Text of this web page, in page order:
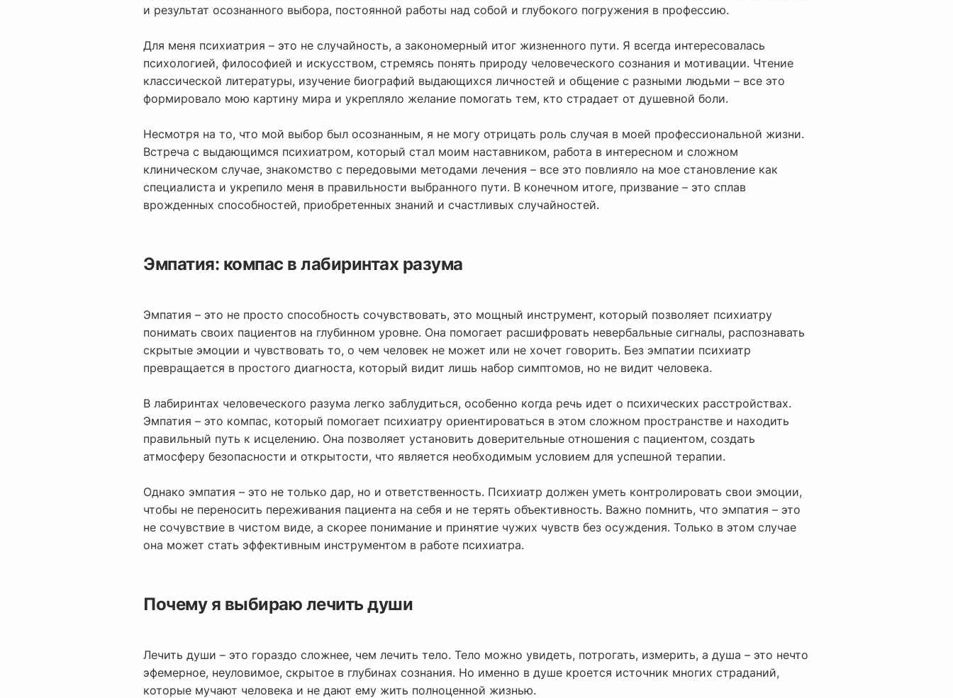
и результат осознанного выбора, постоянной работы над собой и глубокого погружения в профессию.
Для меня психиатрия – это не случайность, а закономерный итог жизненного пути. Я всегда интересовалась
психологией, философией и искусством, стремясь понять природу человеческого сознания и мотивации. Чтение
классической литературы, изучение биографий выдающихся личностей и общение с разными людьми – все это
формировало мою картину мира и укрепляло желание помогать тем, кто страдает от душевной боли.
Несмотря на то, что мой выбор был осознанным, я не могу отрицать роль случая в моей профессиональной жизни.
Встреча с выдающимся психиатром, который стал моим наставником, работа в интересном и сложном
клиническом случае, знакомство с передовыми методами лечения – все это повлияло на мое становление как
специалиста и укрепило меня в правильности выбранного пути. В конечном итоге, призвание – это сплав
врожденных способностей, приобретенных знаний и счастливых случайностей.
Эмпатия: компас в лабиринтах разума
Эмпатия – это не просто способность сочувствовать, это мощный инструмент, который позволяет психиатру
понимать своих пациентов на глубинном уровне. Она помогает расшифровать невербальные сигналы, распознавать
скрытые эмоции и чувствовать то, о чем человек не может или не хочет говорить. Без эмпатии психиатр
превращается в простого диагноста, который видит лишь набор симптомов, но не видит человека.
В лабиринтах человеческого разума легко заблудиться, особенно когда речь идет о психических расстройствах.
Эмпатия – это компас, который помогает психиатру ориентироваться в этом сложном пространстве и находить
правильный путь к исцелению. Она позволяет установить доверительные отношения с пациентом, создать
атмосферу безопасности и открытости, что является необходимым условием для успешной терапии.
Однако эмпатия – это не только дар, но и ответственность. Психиатр должен уметь контролировать свои эмоции,
чтобы не переносить переживания пациента на себя и не терять объективность. Важно помнить, что эмпатия – это
не сочувствие в чистом виде, а скорее понимание и принятие чужих чувств без осуждения. Только в этом случае
она может стать эффективным инструментом в работе психиатра.
Почему я выбираю лечить души
Лечить души – это гораздо сложнее, чем лечить тело. Тело можно увидеть, потрогать, измерить, а душа – это нечто
эфемерное, неуловимое, скрытое в глубинах сознания. Но именно в душе кроется источник многих страданий,
которые мучают человека и не дают ему жить полноценной жизнью.